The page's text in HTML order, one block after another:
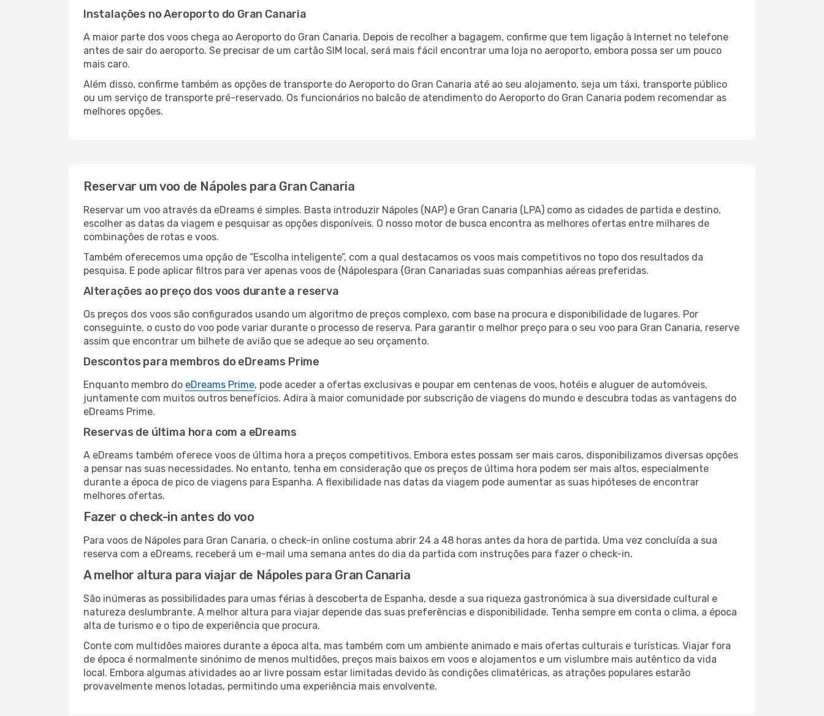
Instalações no Aeroporto do Gran Canaria
A maior parte dos voos chega ao Aeroporto do Gran Canaria. Depois de recolher a bagagem, confirme que tem ligação à Internet no telefone
antes de sair do aeroporto. Se precisar de um cartão SIM local, será mais fácil encontrar uma loja no aeroporto, embora possa ser um pouco
mais caro.
Além disso, confirme também as opções de transporte do Aeroporto do Gran Canaria até ao seu alojamento, seja um táxi, transporte público
ou um serviço de transporte pré-reservado. Os funcionários no balcão de atendimento do Aeroporto do Gran Canaria podem recomendar as
melhores opções.
Reservar um voo de Nápoles para Gran Canaria
Reservar um voo através da eDreams é simples. Basta introduzir Nápoles (NAP) e Gran Canaria (LPA) como as cidades de partida e destino,
escolher as datas da viagem e pesquisar as opções disponíveis. O nosso motor de busca encontra as melhores ofertas entre milhares de
combinações de rotas e voos.
Também oferecemos uma opção de “Escolha inteligente”, com a qual destacamos os voos mais competitivos no topo dos resultados da
pesquisa. E pode aplicar filtros para ver apenas voos de {Nápolespara {Gran Canariadas suas companhias aéreas preferidas.
Alterações ao preço dos voos durante a reserva
Os preços dos voos são configurados usando um algoritmo de preços complexo, com base na procura e disponibilidade de lugares. Por
conseguinte, o custo do voo pode variar durante o processo de reserva. Para garantir o melhor preço para o seu voo para Gran Canaria, reserve
assim que encontrar um bilhete de avião que se adeque ao seu orçamento.
Descontos para membros do eDreams Prime
Enquanto membro do eDreams Prime, pode aceder a ofertas exclusivas e poupar em centenas de voos, hotéis e aluguer de automóveis,
juntamente com muitos outros benefícios. Adira à maior comunidade por subscrição de viagens do mundo e descubra todas as vantagens do
eDreams Prime.
Reservas de última hora com a eDreams
A eDreams também oferece voos de última hora a preços competitivos. Embora estes possam ser mais caros, disponibilizamos diversas opções
a pensar nas suas necessidades. No entanto, tenha em consideração que os preços de última hora podem ser mais altos, especialmente
durante a época de pico de viagens para Espanha. A flexibilidade nas datas da viagem pode aumentar as suas hipóteses de encontrar
melhores ofertas.
Fazer o check-in antes do voo
Para voos de Nápoles para Gran Canaria, o check-in online costuma abrir 24 a 48 horas antes da hora de partida. Uma vez concluída a sua
reserva com a eDreams, receberá um e-mail uma semana antes do dia da partida com instruções para fazer o check-in.
A melhor altura para viajar de Nápoles para Gran Canaria
São inúmeras as possibilidades para umas férias à descoberta de Espanha, desde a sua riqueza gastronómica à sua diversidade cultural e
natureza deslumbrante. A melhor altura para viajar depende das suas preferências e disponibilidade. Tenha sempre em conta o clima, a época
alta de turismo e o tipo de experiência que procura.
Conte com multidões maiores durante a época alta, mas também com um ambiente animado e mais ofertas culturais e turísticas. Viajar fora
de época é normalmente sinónimo de menos multidões, preços mais baixos em voos e alojamentos e um vislumbre mais autêntico da vida
local. Embora algumas atividades ao ar livre possam estar limitadas devido às condições climatéricas, as atrações populares estarão
provavelmente menos lotadas, permitindo uma experiência mais envolvente.